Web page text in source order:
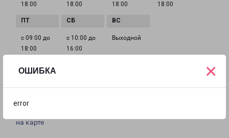
ОШИБКА
error
×
18:00 18:00 18:00 18:00
с 09:00 до
18:00
с 10:00 до
16:00
Выходной
ЭЛЕКТРОСТАЛЬ ПРОСПЕКТ ЛЕНИНА 25
на карте